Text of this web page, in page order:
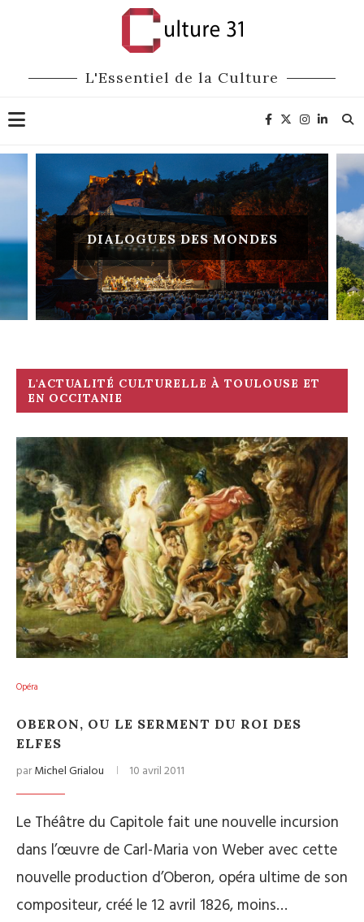
L'Essentiel de la Culture
DIALOGUES DES MONDES
L'ACTUALITÉ CULTURELLE À TOULOUSE ET
EN OCCITANIE
Opéra
OBERON, OU LE SERMENT DU ROI DES
ELFES
parMichel Grialou 10 avril 2011
Le Théâtre du Capitole fait une nouvelle incursion
dans l’œuvre de Carl-Maria von Weber avec cette
nouvelle production d’Oberon, opéra ultime de son
compositeur, créé le 12 avril 1826, moins…